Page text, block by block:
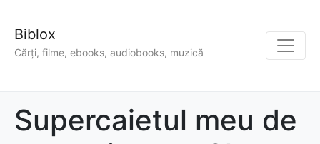
Biblox
Cărți, filme, ebooks, audiobooks, muzică
Supercaietul meu de